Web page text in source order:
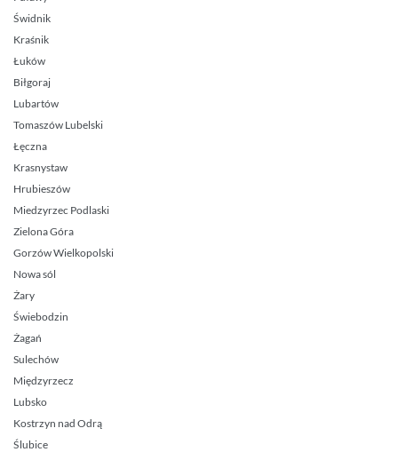
Świdnik
Kraśnik
Łuków
Biłgoraj
Lubartów
Tomaszów Lubelski
Łęczna
Krasnystaw
Hrubieszów
Miedzyrzec Podlaski
Zielona Góra
Gorzów Wielkopolski
Nowa sól
Żary
Świebodzin
Żagań
Sulechów
Międzyrzecz
Lubsko
Kostrzyn nad Odrą
Ślubice